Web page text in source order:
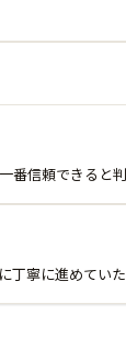
番信頼できる
丁寧に進めてい